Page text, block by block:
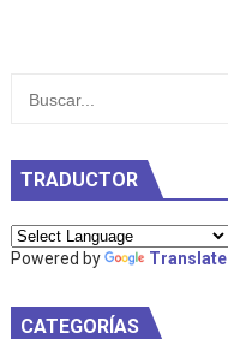
TRADUCTOR
Powered by Translate
CATEGORÍAS